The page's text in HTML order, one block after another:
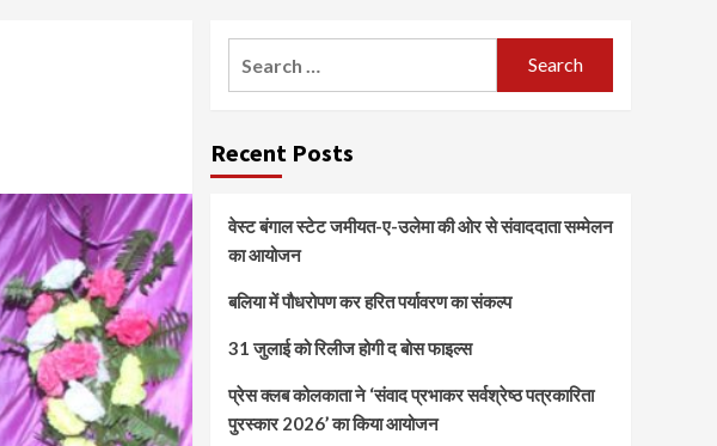
Recent Posts
वेस्ट बंगाल स्टेट जमीयत-ए-उलेमा की ओर से संवाददाता सम्मेलन
का आयोजन
बलिया में पौधरोपण कर हरित पर्यावरण का संकल्प
31 जुलाई को रिलीज होगी द बोस फाइल्स
प्रेस क्लब कोलकाता ने ‘संवाद प्रभाकर सर्वश्रेष्ठ पत्रकारिता
पुरस्कार 2026’ का किया आयोजन